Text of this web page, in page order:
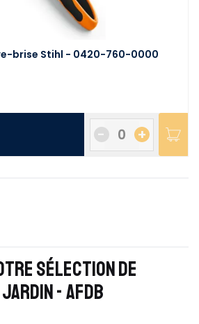
brise Stihl - 0420-760-0000
+
-
SÉLECTION DE
- AFDB